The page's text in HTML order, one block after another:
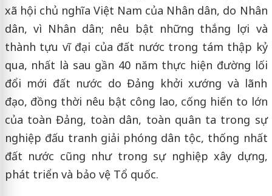
xã hội chủ nghĩa Việt Nam của Nhân dân, do Nhân
dân, vì Nhân dân; nêu bật những thắng lợi và
thành tựu vĩ đại của đất nước trong tám thập kỷ
qua, nhất là sau gần 40 năm thực hiện đường lối
đổi mới đất nước do Đảng khởi xướng và lãnh
đạo, đồng thời nêu bật công lao, cống hiến to lớn
của toàn Đảng, toàn dân, toàn quân ta trong sự
nghiệp đấu tranh giải phóng dân tộc, thống nhất
đất nước cũng như trong sự nghiệp xây dựng,
phát triển và bảo vệ Tổ quốc.